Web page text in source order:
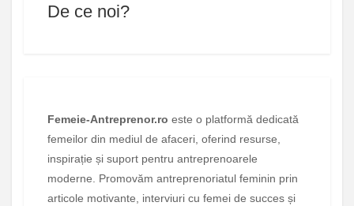
De ce noi?
Femeie-Antreprenor.ro este o platformă dedicată
femeilor din mediul de afaceri, oferind resurse,
inspirație și suport pentru antreprenoarele
moderne. Promovăm antreprenoriatul feminin prin
articole motivante, interviuri cu femei de succes și